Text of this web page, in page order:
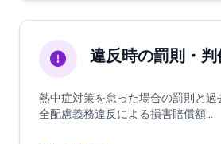
違反時の罰則・判
熱中症対策を怠った場合の罰則と
全配慮義務違反による損害賠償額...